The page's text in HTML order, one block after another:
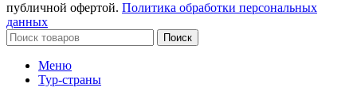
публичной офертой. Политика обработки персональных
данных
Поиск
Меню
Тур-страны